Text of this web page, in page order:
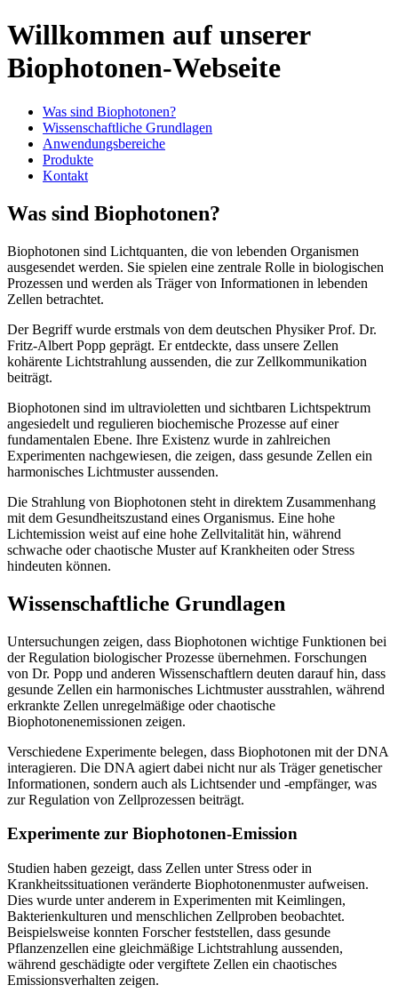
Willkommen auf unserer
Biophotonen-Webseite
Was sind Biophotonen?
Wissenschaftliche Grundlagen
Anwendungsbereiche
Produkte
Kontakt
Was sind Biophotonen?
Biophotonen sind Lichtquanten, die von lebenden Organismen
ausgesendet werden. Sie spielen eine zentrale Rolle in biologischen
Prozessen und werden als Träger von Informationen in lebenden
Zellen betrachtet.
Der Begriff wurde erstmals von dem deutschen Physiker Prof. Dr.
Fritz-Albert Popp geprägt. Er entdeckte, dass unsere Zellen
kohärente Lichtstrahlung aussenden, die zur Zellkommunikation
beiträgt.
Biophotonen sind im ultravioletten und sichtbaren Lichtspektrum
angesiedelt und regulieren biochemische Prozesse auf einer
fundamentalen Ebene. Ihre Existenz wurde in zahlreichen
Experimenten nachgewiesen, die zeigen, dass gesunde Zellen ein
harmonisches Lichtmuster aussenden.
Die Strahlung von Biophotonen steht in direktem Zusammenhang
mit dem Gesundheitszustand eines Organismus. Eine hohe
Lichtemission weist auf eine hohe Zellvitalität hin, während
schwache oder chaotische Muster auf Krankheiten oder Stress
hindeuten können.
Wissenschaftliche Grundlagen
Untersuchungen zeigen, dass Biophotonen wichtige Funktionen bei
der Regulation biologischer Prozesse übernehmen. Forschungen
von Dr. Popp und anderen Wissenschaftlern deuten darauf hin, dass
gesunde Zellen ein harmonisches Lichtmuster ausstrahlen, während
erkrankte Zellen unregelmäßige oder chaotische
Biophotonenemissionen zeigen.
Verschiedene Experimente belegen, dass Biophotonen mit der DNA
interagieren. Die DNA agiert dabei nicht nur als Träger genetischer
Informationen, sondern auch als Lichtsender und -empfänger, was
zur Regulation von Zellprozessen beiträgt.
Experimente zur Biophotonen-Emission
Studien haben gezeigt, dass Zellen unter Stress oder in
Krankheitssituationen veränderte Biophotonenmuster aufweisen.
Dies wurde unter anderem in Experimenten mit Keimlingen,
Bakterienkulturen und menschlichen Zellproben beobachtet.
Beispielsweise konnten Forscher feststellen, dass gesunde
Pflanzenzellen eine gleichmäßige Lichtstrahlung aussenden,
während geschädigte oder vergiftete Zellen ein chaotisches
Emissionsverhalten zeigen.